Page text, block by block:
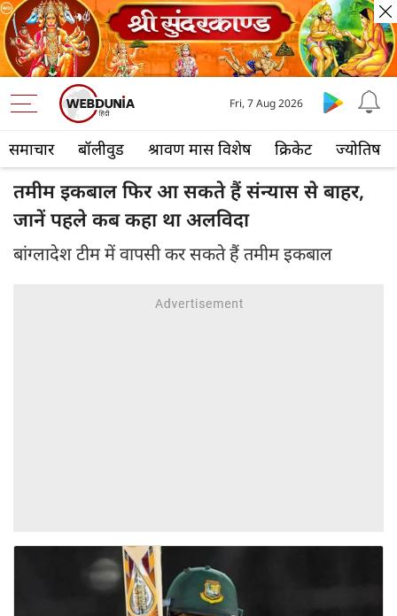
समाचार बॉलीवुड श्रावण मास विशेष क्रिकेट ज्योतिष
Fri, 7 Aug 2026
तमीम इकबाल फिर आ सकते हैं संन्यास से बाहर,
जानें पहले कब कहा था अलविदा
बांग्लादेश टीम में वापसी कर सकते हैं तमीम इकबाल